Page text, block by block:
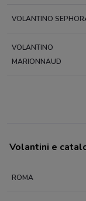
VOLANTINO
VOLANTINO
MARIONNAUD
Volantini e
ROMA